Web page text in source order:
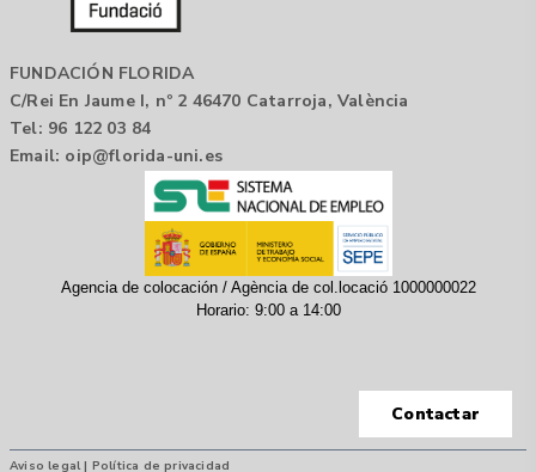
FUNDACIÓN FLORIDA
C/Rei En Jaume I, nº 2 46470 Catarroja, València
Tel: 96 122 03 84
Email: oip@florida-uni.es
Agencia de colocación / Agència de col.locació 1000000022
Horario: 9:00 a 14:00
Contactar
Aviso legal | Política de privacidad